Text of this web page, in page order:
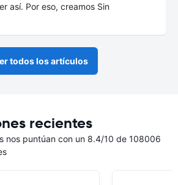
así. Por eso, creamos Sin
todos los artículos
recientes
nos puntúan con un 8.4/10 de 108006